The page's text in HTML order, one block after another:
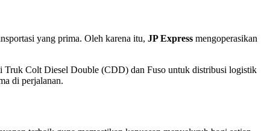
yang prima. Oleh karena itu, JP Express mengoperasikan
Truk Colt Diesel Double (CDD) dan Fuso untuk distribusi logistik
di perjalanan.